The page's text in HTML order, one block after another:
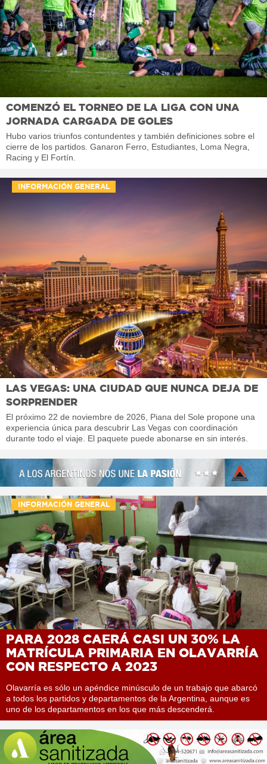
COMENZÓ EL TORNEO DE LA LIGA CON UNA
JORNADA CARGADA DE GOLES
Hubo varios triunfos contundentes y también definiciones sobre el
cierre de los partidos. Ganaron Ferro, Estudiantes, Loma Negra,
Racing y El Fortín.
INFORMACIÓN GENERAL
LAS VEGAS: UNA CIUDAD QUE NUNCA DEJA DE
SORPRENDER
El próximo 22 de noviembre de 2026, Piana del Sole propone una
experiencia única para descubrir Las Vegas con coordinación
durante todo el viaje. El paquete puede abonarse en sin interés.
INFORMACIÓN GENERAL
PARA 2028 CAERÁ CASI UN 30% LA
MATRÍCULA PRIMARIA EN OLAVARRÍA
CON RESPECTO A 2023
Olavarría es sólo un apéndice minúsculo de un trabajo que abarcó
a todos los partidos y departamentos de la Argentina, aunque es
uno de los departamentos en los que más descenderá.